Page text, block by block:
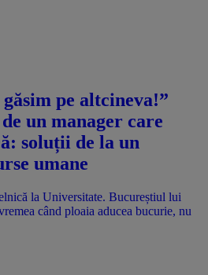
pe altcineva!”
un manager care
soluții de la un
umane
la Universitate. Bucureștiul lui
când ploaia aducea bucurie, nu